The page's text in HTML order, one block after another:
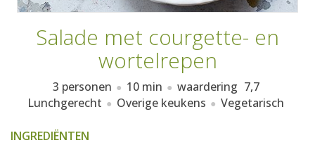
Salade met courgette- en
wortelrepen
3 personen 10 min waardering 7,7
Lunchgerecht
Overige keukens Vegetarisch
INGREDIËNTEN